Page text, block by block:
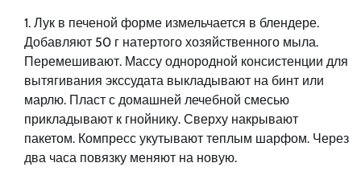
Лук в печеной форме измельчается в блендере.
Добавляют 50 г натертого хозяйственного мыла.
Перемешивают. Массу однородной консистенции для
вытягивания экссудата выкладывают на бинт или
марлю. Пласт с домашней лечебной смесью
прикладывают к гнойнику. Сверху накрывают
пакетом. Компресс укутывают теплым шарфом. Через
два часа повязку меняют на новую.